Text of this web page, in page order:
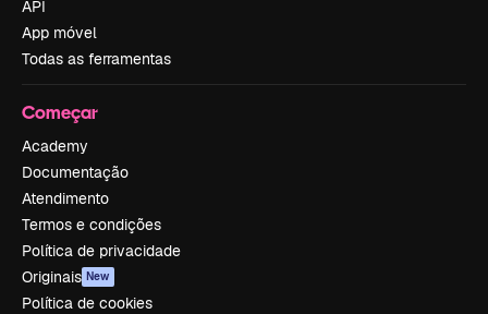
API
App móvel
Todas as ferramentas
Começar
Academy
Documentação
Atendimento
Termos e condições
Política de privacidade
Originais New
Política de cookies